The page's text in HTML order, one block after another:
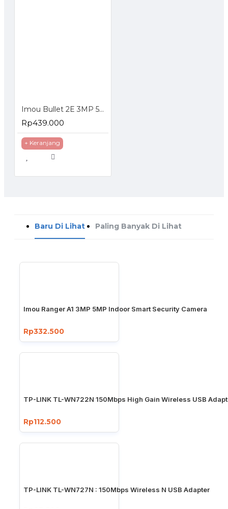
Imou Bullet 2E 3MP 5MP Outdoor Smart Security Camera
Rp439.000
+ Keranjang
Baru Di Lihat Paling Banyak Di Lihat
Imou Ranger A1 3MP 5MP Indoor Smart Security Camera
Rp332.500
TP-LINK TL-WN722N 150Mbps High Gain Wireless USB
Rp112.500
TP-LINK TL-WN727N : 150Mbps Wireless N USB Adapter